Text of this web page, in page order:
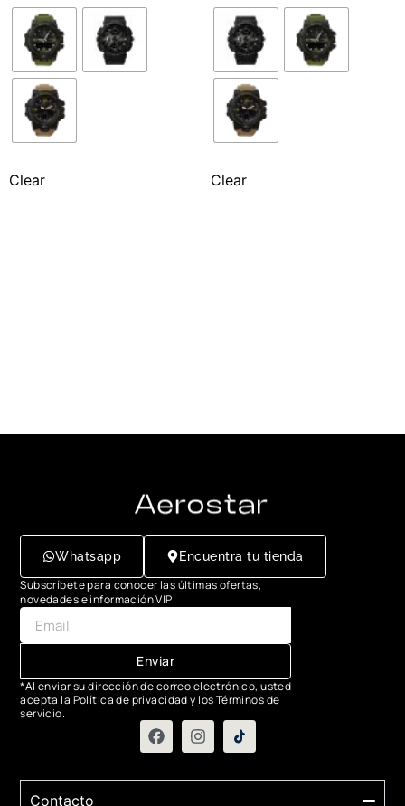
Clear Clear
Whatsapp Encuentra tu tienda
Subscríbete para conocer las últimas ofertas,
novedades e información VIP
Enviar
*Al enviar su dirección de correo electrónico, usted
acepta la Política de privacidad y los Términos de
servicio.
Contacto